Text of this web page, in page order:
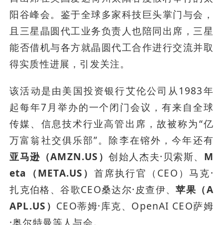
阳谷峰会。鉴于全球多家科技巨头掌门与会，
且三星晶圆代工业务负责人也陪同出席，三星
能否借机与各方就晶圆代工合作进行交流并取
得实质性进展，引发关注。
该活动是由美国投资银行艾伦公司从1983年
起每年7月举办的一个闭门会议，有来自全球
传媒、信息技术行业高管出席，故被称为“亿
万富翁社交俱乐部”。除李在镕外，今年还有
亚马逊（AMZN.US）创始人杰夫·贝索斯、 M
eta（META.US） 首席执行官（CEO）马克·
扎克伯格、谷歌CEO桑达尔·皮查伊、苹果（A
APL.US） CEO蒂姆·库克、OpenAI CEO萨姆